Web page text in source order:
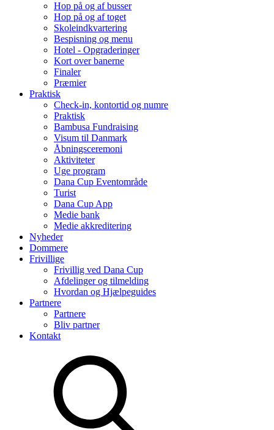
Hop på og af busser
Hop på og af toget
Skoleindkvartering
Bespisning og menu
Hotel - Opgraderinger
Kort over banerne
Finaler
Præmier
Praktisk
Check-in, kontortid og numre
Praktisk
Bambusa Fundraising
Visum til Danmark
Åbningsceremoni
Aktiviteter
Uge program
Dana Cup Eventområde
Turist
Dana Cup App
Medie bank
Medie akkreditering
Nyheder
Dommere
Frivillige
Frivillig ved Dana Cup
Afdelinger og tilmelding
Hvordan og Hjælpeguides
Partnere
Partnere
Bliv partner
Kontakt